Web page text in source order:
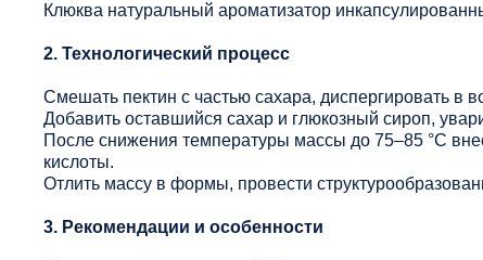
Клюква натуральный ароматизатор
2. Технологический процесс
Смешать пектин с частью сахара, диспергировать в
Добавить оставшийся сахар и глюкозный сироп,
После снижения температуры массы до 75–85 °C
кислоты.
Отлить массу в формы, провести
3. Рекомендации и особенности